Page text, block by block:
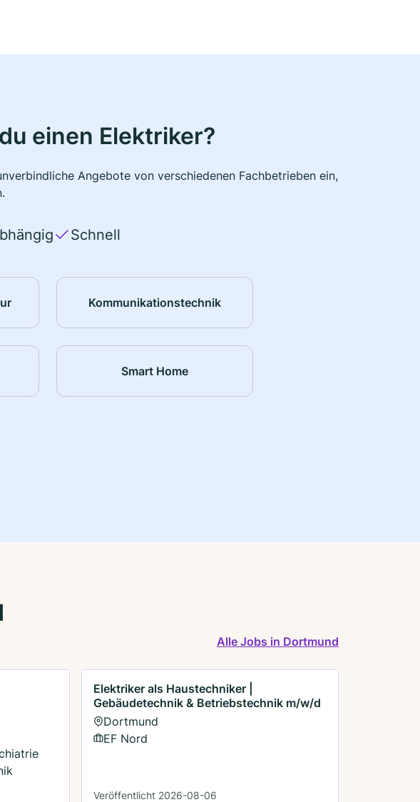
einen Elektriker?
Angebote von verschiedenen Fachbetrieben ein,
Schnell
Kommunikationstechnik
Smart Home
Alle Jobs in Dortmund
Elektriker als Haustechniker |
Gebäudetechnik & Betriebstechnik m/w/d
Dortmund
EF Nord
Veröffentlicht 2026-08-06